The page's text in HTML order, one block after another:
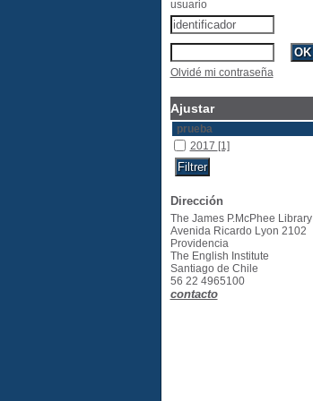
usuario
Olvidé mi contraseña
Ajustar
prueba
2017 [1]
Dirección
The James P.McPhee Library
Avenida Ricardo Lyon 2102
Providencia
The English Institute
Santiago de Chile
56 22 4965100
contacto